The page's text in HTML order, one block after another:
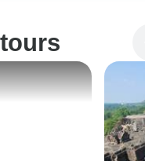
Wayanad en Ooty waren
schilderachtig. De
theeplantages van
waren charmant. Cochin
bezichtigen en Kathakali
dansen waren cultureel
verrijkend. Een verblijf in